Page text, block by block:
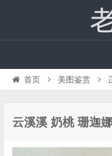
首页 美图鉴赏
云溪溪 奶桃 珊迦